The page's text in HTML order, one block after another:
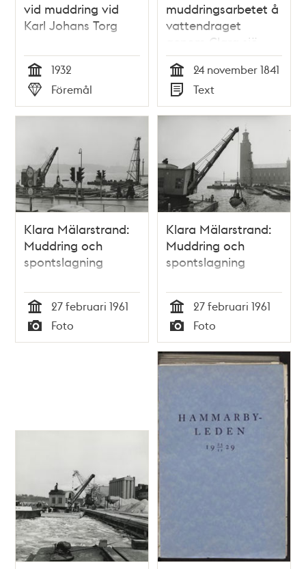
vid muddring vid
Karl Johans Torg
Tid
1932
Typ
Föremål
muddringsarbetet å
vattendraget
genom Clara sjö
och Rörstrandsviken
samt kanalen ut till
Carlbergsviken
numera blifvit
fullbordadt...Stockholm
den 24 november
1841.
Tid
24 november 1841
Typ
Text
Klara Mälarstrand:
Muddring och
spontslagning
Tid
27 februari 1961
Typ
Foto
Klara Mälarstrand:
Muddring och
spontslagning
Tid
27 februari 1961
Typ
Foto